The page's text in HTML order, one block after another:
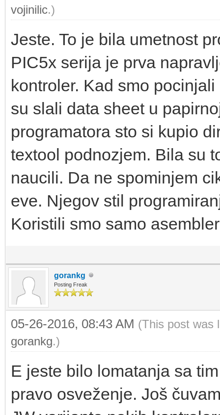
vojinilic.)
Jeste. To je bila umetnost
PIC5x serija je prva
kontroler. Kad smo
su slali data sheet u
programatora sto si kupio
textool podnozjem. Bila su
naucili. Da ne spominjem
eve. Njegov stil
Koristili smo samo
gorankg
Posting Freak
05-26-2016, 08:43 AM (This post was
gorankg.)
E jeste bilo lomatanja sa
pravo osveženje. Još